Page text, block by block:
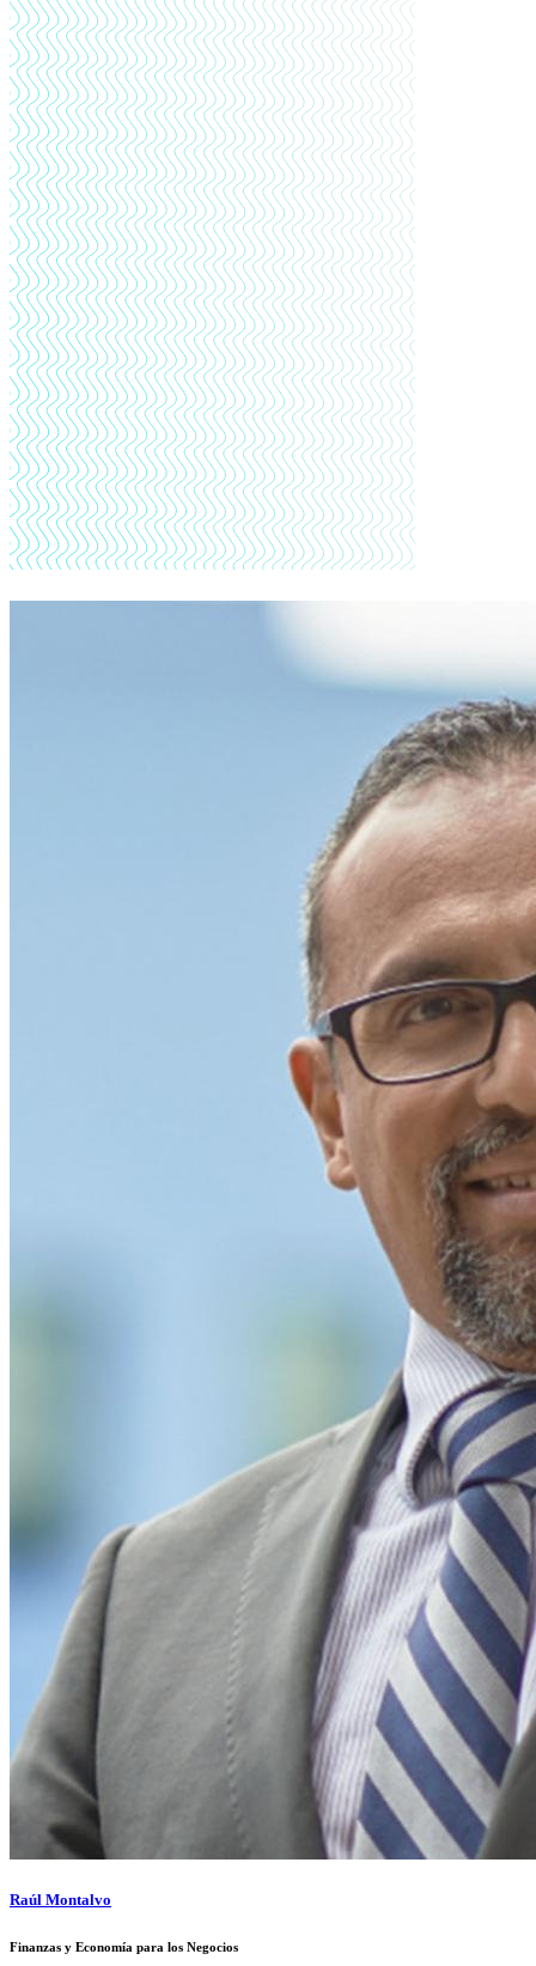
Raúl Montalvo
Finanzas y Economía para los Negocios